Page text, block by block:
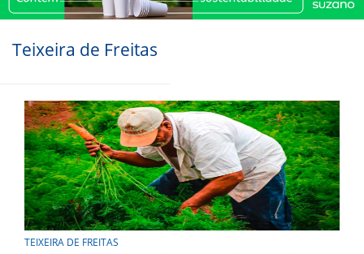
Teixeira de Freitas
TEIXEIRA DE FREITAS